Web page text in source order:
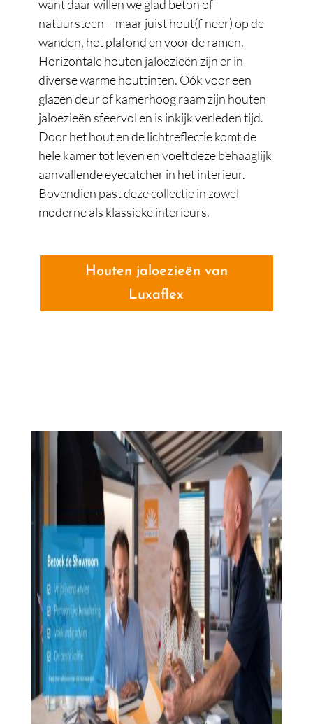
want daar willen we glad beton of
natuursteen – maar juist hout(fineer) op de
wanden, het plafond en voor de ramen.
Horizontale houten jaloezieën zijn er in
diverse warme houttinten. Oók voor een
glazen deur of kamerhoog raam zijn houten
jaloezieën sfeervol en is inkijk verleden tijd.
Door het hout en de lichtreflectie komt de
hele kamer tot leven en voelt deze behaaglijk
aanvallende eyecatcher in het interieur.
Bovendien past deze collectie in zowel
moderne als klassieke interieurs.
Houten jaloezieën van
Luxaflex